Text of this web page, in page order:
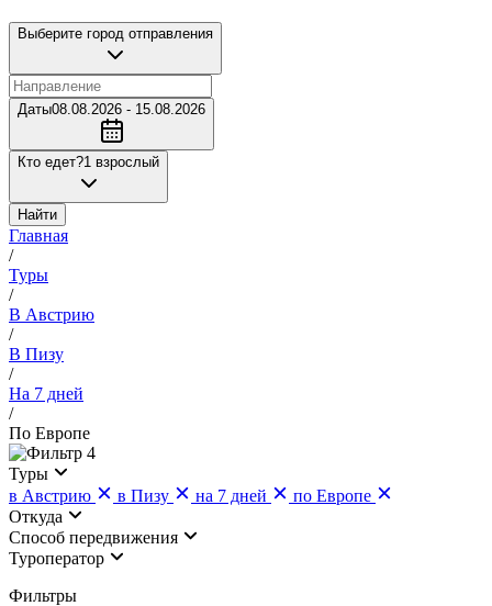
Выберите город отправления
Даты08.08.2026 - 15.08.2026
Кто едет?1 взрослый
Найти
Главная
/
Туры
/
В Австрию
/
В Пизу
/
На 7 дней
/
По Европе
4
Туры
в Австрию
в Пизу на 7 дней
по Европе
Откуда
Cпособ передвижения
Туроператор
Фильтры